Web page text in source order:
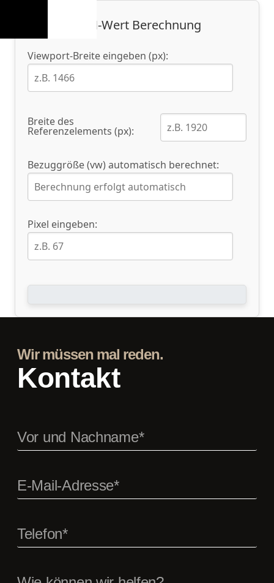
REM-Wert Berechnung
Viewport-Breite eingeben (px):
Breite des
Referenzelements (px):
Bezuggröße (vw) automatisch berechnet:
Pixel eingeben:
Wir müssen mal reden.
Kontakt